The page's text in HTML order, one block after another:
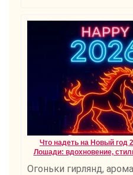
Что надеть на Новый год
Лошади: вдохновение,
Огоньки гирлянд,